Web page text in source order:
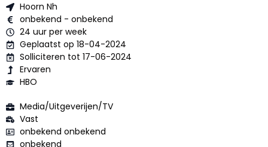
Hoorn Nh
onbekend - onbekend
24 uur per week
Geplaatst op 18-04-2024
Solliciteren tot 17-06-2024
Ervaren
HBO
Media/Uitgeverijen/TV
Vast
onbekend onbekend
onbekend